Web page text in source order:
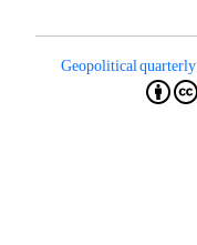
Geopolitical quarterly